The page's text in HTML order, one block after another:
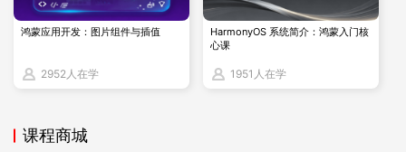
更多相关内容
HCIP-openEuler学习资料
openEuler华为认证考试预约流程
鸿蒙应用开发：图片组件与插值
2952人在学
HarmonyOS 系统简介：鸿蒙入门核
心课
1951人在学
课程商城